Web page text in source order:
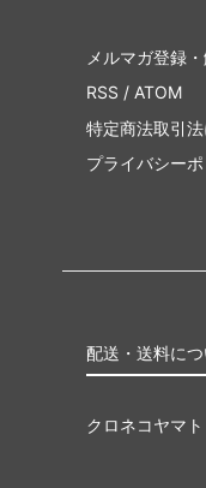
メルマガ登録
RSS / ATOM
特定商法取引
プライバシー
配送・送料につ
クロネコヤマト